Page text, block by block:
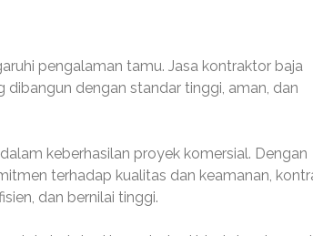
pengalaman tamu. Jasa kontraktor baja
dengan standar tinggi, aman, dan
keberhasilan proyek komersial. Dengan
terhadap kualitas dan keamanan,
dan bernilai tinggi.